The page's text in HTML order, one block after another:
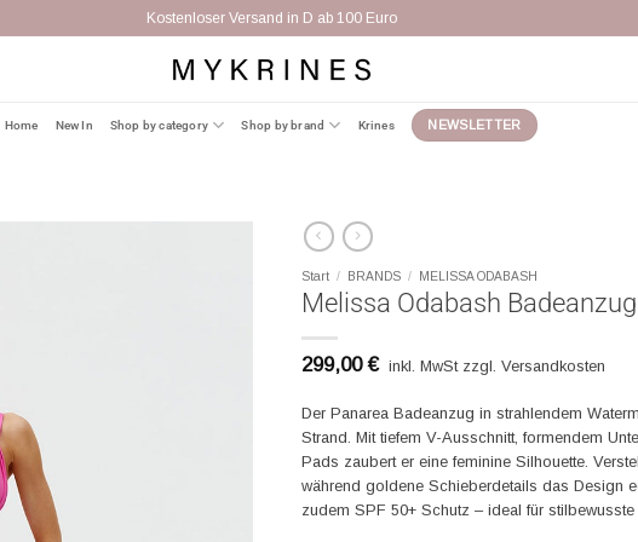
Kostenloser Versand in D ab 100 Euro
Home New In Shop by category Shop by brand Krines NEWSLETTER
Start / BRANDS / MELISSA ODABASH
Melissa Odabash
299,00€ inkl. MwSt zzgl. Versandkosten
Der Panarea Badeanzug in strahlendem
Strand. Mit tiefem V-Ausschnitt, formendem
Pads zaubert er eine feminine Silhouette.
während goldene Schieberdetails das Design
zudem SPF 50+ Schutz – ideal für stilbewusste